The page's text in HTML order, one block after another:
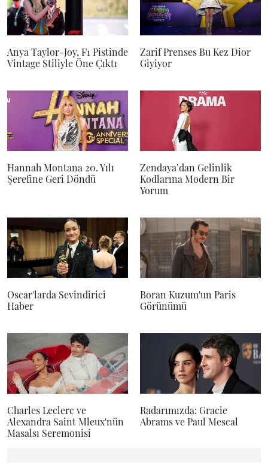
Anya Taylor-Joy, F1 Pistinde
Vintage Stiliyle Öne Çıktı
Zarif Prenses Bu Kez Dior
Giyiyor
Hannah Montana 20. Yılı
Şerefine Geri Döndü
Zendaya’dan Gelinlik
Kodlarına Modern Bir
Yorum
Oscar'larda Sevindirici
Haber
Boran Kuzum'un Paris
Görünümü
Charles Leclerc ve
Alexandra Saint Mleux'nün
Masalsı Seremonisi
Radarımızda: Gracie
Abrams ve Paul Mescal